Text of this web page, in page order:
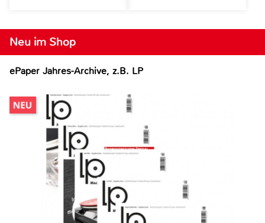
Neu im Shop
ePaper Jahres-Archive, z.B. LP